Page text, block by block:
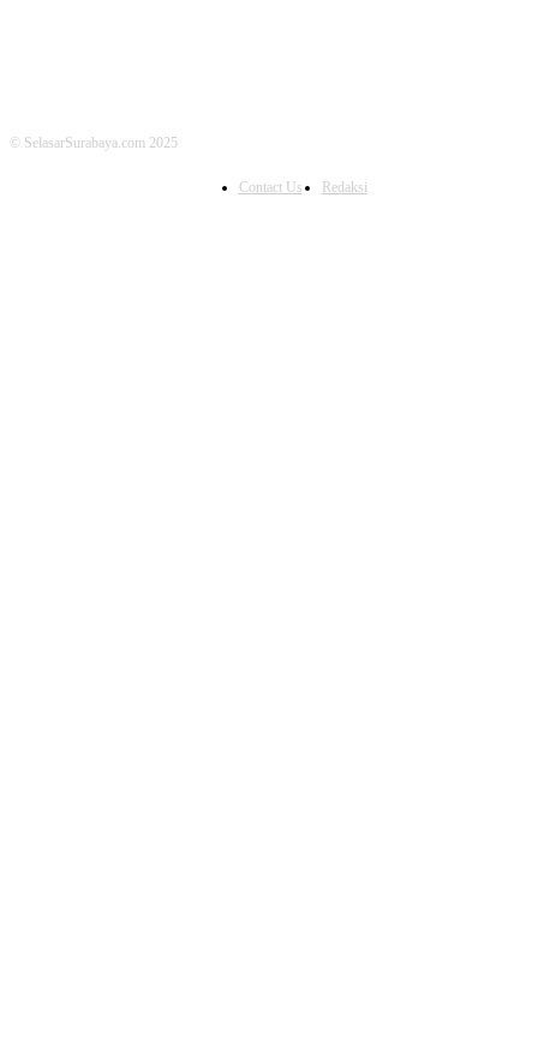
© SelasarSurabaya.com 2025
Contact Us Redaksi